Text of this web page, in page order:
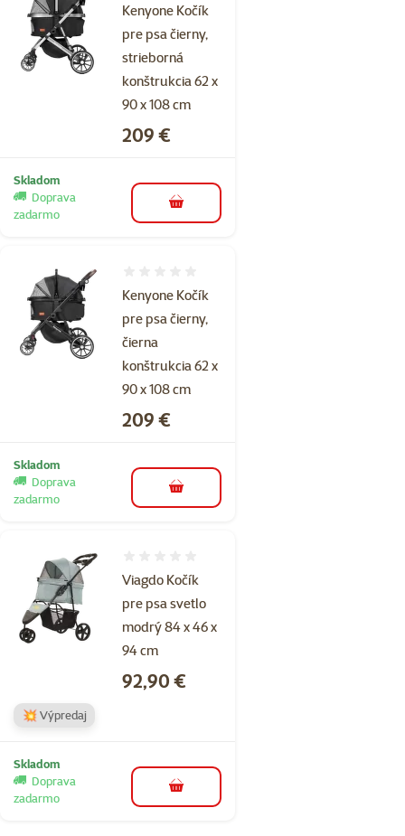
Kenyone Kočík
pre psa čierny,
strieborná
konštrukcia 62 x
90 x 108 cm
Cena
209 €
Skladom
Doprava
zadarmo
do košíka
Kenyone Kočík
pre psa čierny,
čierna
konštrukcia 62 x
90 x 108 cm
Cena
209 €
Skladom
Doprava
zadarmo
do košíka
Viagdo Kočík
pre psa svetlo
modrý 84 x 46 x
94 cm
Cena
92,90 €
💥 Výpredaj
Skladom
Doprava
zadarmo
do košíka